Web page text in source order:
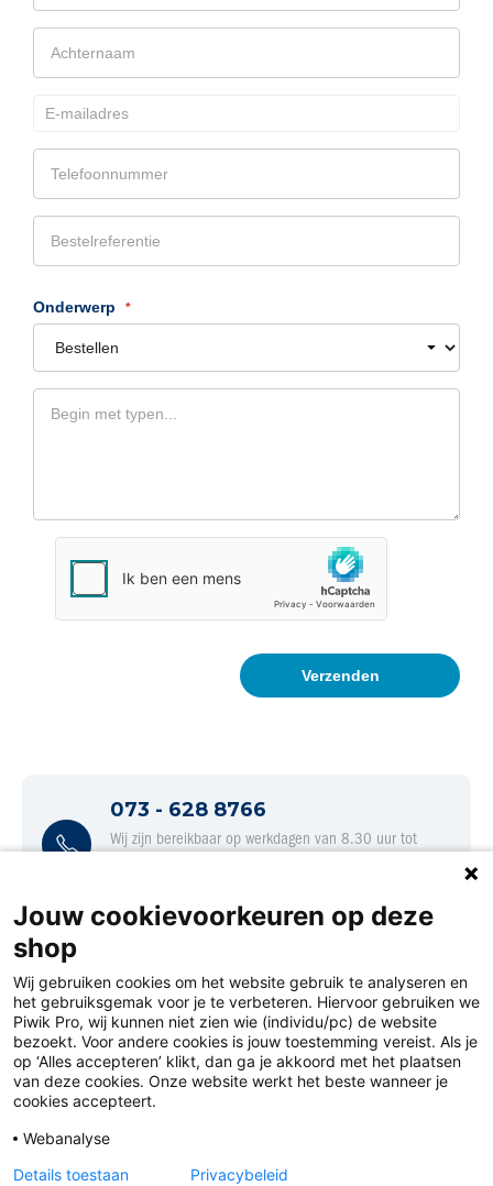
Onderwerp
Verzenden
073 - 628 8766
Wij zijn bereikbaar op werkdagen van 8.30 uur tot
Disclaimer
Algemene voorwaarden
Jouw cookievoorkeuren op deze
shop
Wij gebruiken cookies om het website gebruik te analyseren en
het gebruiksgemak voor je te verbeteren. Hiervoor gebruiken we
Piwik Pro, wij kunnen niet zien wie (individu/pc) de website
bezoekt. Voor andere cookies is jouw toestemming vereist. Als je
op ‘Alles accepteren’ klikt, dan ga je akkoord met het plaatsen
van deze cookies. Onze website werkt het beste wanneer je
cookies accepteert.
Webanalyse
Details toestaan
Privacybeleid